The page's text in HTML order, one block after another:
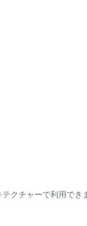
クチャーで利用でき